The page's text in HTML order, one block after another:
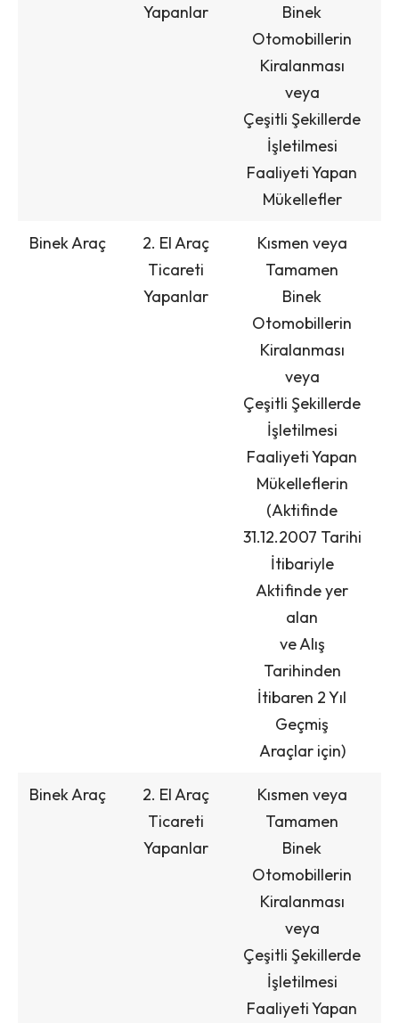
Yapanlar
Binek
Otomobillerin
Kiralanması
veya
Çeşitli Şekillerde
İşletilmesi
Faaliyeti Yapan
Mükellefler
Binek Araç
2. El Araç
Ticareti
Yapanlar
Kısmen veya
Tamamen
Binek
Otomobillerin
Kiralanması
veya
Çeşitli Şekillerde
İşletilmesi
Faaliyeti Yapan
Mükelleflerin
(Aktifinde
31.12.2007 Tarihi
İtibariyle
Aktifinde yer
alan
ve Alış
Tarihinden
İtibaren 2 Yıl
Geçmiş
Araçlar için)
Binek Araç
2. El Araç
Ticareti
Yapanlar
Kısmen veya
Tamamen
Binek
Otomobillerin
Kiralanması
veya
Çeşitli Şekillerde
İşletilmesi
Faaliyeti Yapan